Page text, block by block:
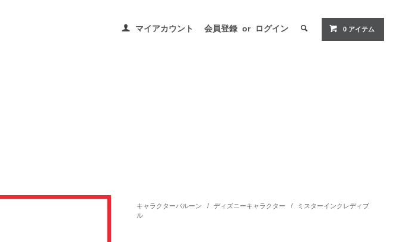
マイアカウント 会員登録 or ログイン 0 アイテム
キャラクターバルーン / ディズニーキャラクター /
ミスターインクレディブ
ル